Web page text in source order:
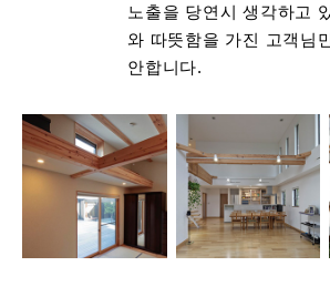
노출을 당연시 생각하고
와 따뜻함을 가진 고객님
안합니다.